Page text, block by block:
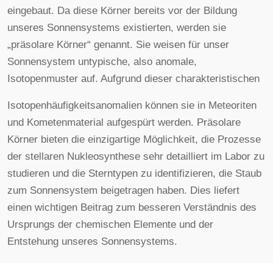
eingebaut. Da diese Körner bereits vor der Bildung
unseres Sonnensystems existierten, werden sie
„präsolare Körner“ genannt. Sie weisen für unser
Sonnensystem untypische, also anomale,
Isotopenmuster auf. Aufgrund dieser charakteristischen
Isotopenhäufigkeitsanomalien können sie in Meteoriten
und Kometenmaterial aufgespürt werden. Präsolare
Körner bieten die einzigartige Möglichkeit, die Prozesse
der stellaren Nukleosynthese sehr detailliert im Labor zu
studieren und die Sterntypen zu identifizieren, die Staub
zum Sonnensystem beigetragen haben. Dies liefert
einen wichtigen Beitrag zum besseren Verständnis des
Ursprungs der chemischen Elemente und der
Entstehung unseres Sonnensystems.